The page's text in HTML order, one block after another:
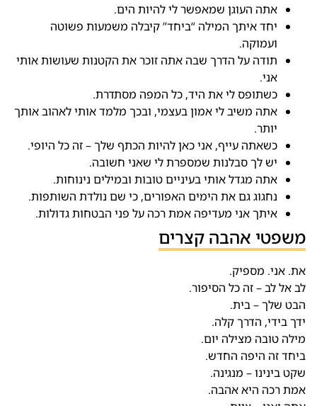
אתה העוגן שמאפשר לי להיות הים.
יחד איתך המילה “ביחד” קיבלה משמעות פשוטה
ועמוקה.
תודה על הדרך שבה אתה זוכר את הקטנות שעושות אותי
אני.
כשתופס לי את היד, כל המפה מסתדרת.
אתה משיב לי אמון בעצמי, ובכך מלמד אותי לאהוב אותך
יותר.
כשאתה עייף, אני כאן להיות הכתף שלך – זה כל היופי.
יש לך סבלנות שמספרת לי שאני חשובה.
אתה מגדל אותי בעיניים טובות ובמילים נינוחות.
נחגוג גם את הימים האפורים, כי שם נולדת השותפות.
איתך אני מעדיפה אמת רכה על פני הבטחות גדולות.
משפטי אהבה קצרים
את. אני. מספיק.
לב אל לב – זה כל הסיפור.
הבט שלך – בית.
ידך בידי, הדרך קלה.
מילה טובה מצילה יום.
ביחד זה היפה החדש.
שקט בינינו – מנגינה.
אמת רכה היא אהבה.